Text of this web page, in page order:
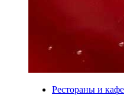
Рестораны и кафе